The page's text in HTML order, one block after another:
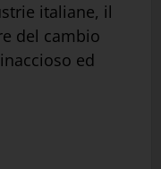
italiane, il
del cambio
ed